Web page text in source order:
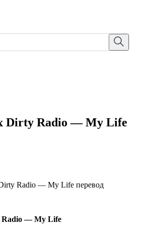
Dirty Radio — My Life
Radio — My Life перевод
Radio — My Life